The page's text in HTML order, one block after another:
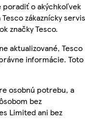
poradiť o akýchkoľvek
zákaznícky
značky Tesco.
aktualizované, Tesco
informácie. Toto
osobnú potrebu, a
bez
Limited ani bez